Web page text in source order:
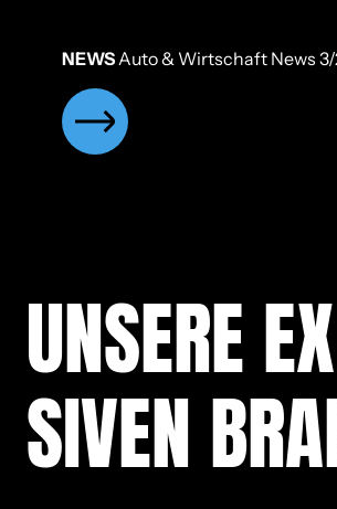
NEWSAuto & Wirtschaft News
UN­SE­RE
SI­VEN